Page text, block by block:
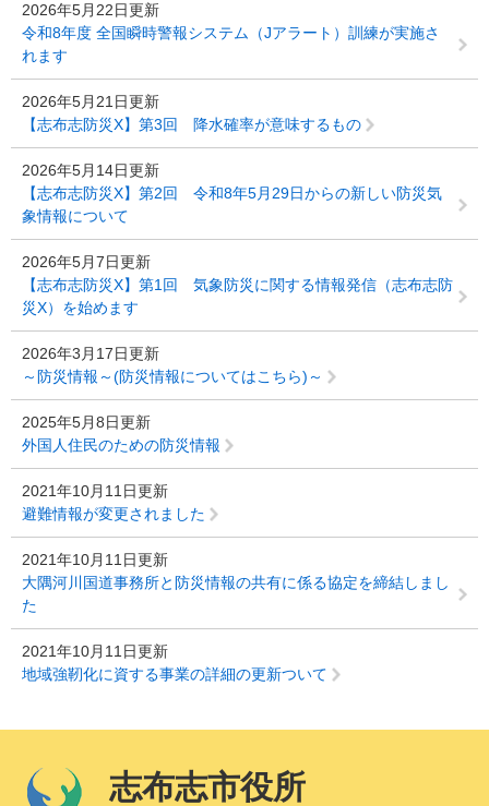
2026年5月22日更新
令和8年度 全国瞬時警報システム（Jアラート）訓練が実施さ
れます
2026年5月21日更新
【志布志防災X】第3回 降水確率が意味するもの
2026年5月14日更新
【志布志防災X】第2回 令和8年5月29日からの新しい防災気
象情報について
2026年5月7日更新
【志布志防災X】第1回 気象防災に関する情報発信（志布志防
災X）を始めます
2026年3月17日更新
～防災情報～(防災情報についてはこちら)～
2025年5月8日更新
外国人住民のための防災情報
2021年10月11日更新
避難情報が変更されました
2021年10月11日更新
大隅河川国道事務所と防災情報の共有に係る協定を締結しまし
た
2021年10月11日更新
地域強靭化に資する事業の詳細の更新ついて
志布志市役所